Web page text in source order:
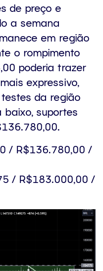
de preço e
a semana
em região
o rompimento
poderia trazer
expressivo,
da região
suportes
/ R$136.780,00 /
/ R$183.000,00 /